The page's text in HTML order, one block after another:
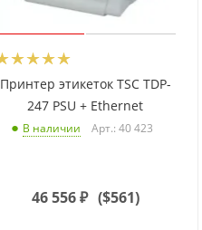
Принтер этикеток TSC TDP-
247 PSU + Ethernet
В наличии Арт.: 40 423
46 556₽ ($561)